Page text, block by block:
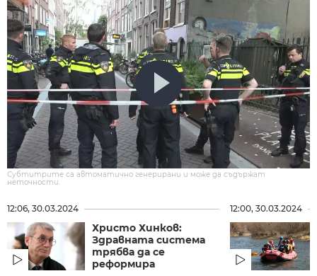
Субтитрите са автоматично генерирани и може да съдържат
неточности.
12:06, 30.03.2024
Христо Хинков:
Здравната система
трябва да се
реформира
12:00, 30.03.2024